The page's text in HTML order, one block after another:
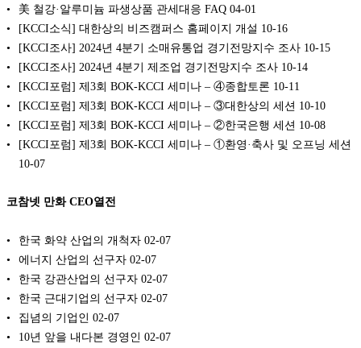
美 철강·알루미늄 파생상품 관세대응 FAQ 04-01
[KCCI소식] 대한상의 비즈캠퍼스 홈페이지 개설 10-16
[KCCI조사] 2024년 4분기 소매유통업 경기전망지수 조사 10-15
[KCCI조사] 2024년 4분기 제조업 경기전망지수 조사 10-14
[KCCI포럼] 제3회 BOK-KCCI 세미나 – ④종합토론 10-11
[KCCI포럼] 제3회 BOK-KCCI 세미나 – ③대한상의 세션 10-10
[KCCI포럼] 제3회 BOK-KCCI 세미나 – ②한국은행 세션 10-08
[KCCI포럼] 제3회 BOK-KCCI 세미나 – ①환영·축사 및 오프닝 세션
10-07
코참넷 만화 CEO열전
한국 화약 산업의 개척자 02-07
에너지 산업의 선구자 02-07
한국 강관산업의 선구자 02-07
한국 근대기업의 선구자 02-07
집념의 기업인 02-07
10년 앞을 내다본 경영인 02-07